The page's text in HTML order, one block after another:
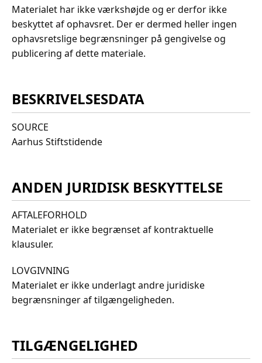
Materialet har ikke værkshøjde og er derfor ikke
beskyttet af ophavsret. Der er dermed heller ingen
ophavsretslige begrænsninger på gengivelse og
publicering af dette materiale.
BESKRIVELSESDATA
SOURCE
Aarhus Stiftstidende
ANDEN JURIDISK BESKYTTELSE
AFTALEFORHOLD
Materialet er ikke begrænset af kontraktuelle
klausuler.
LOVGIVNING
Materialet er ikke underlagt andre juridiske
begrænsninger af tilgængeligheden.
TILGÆNGELIGHED